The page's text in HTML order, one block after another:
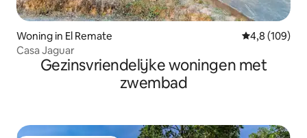
Woning in El Remate Gemiddelde
4,8 (109)
Casa Jaguar
Gezinsvriendelijke woningen met
zwembad